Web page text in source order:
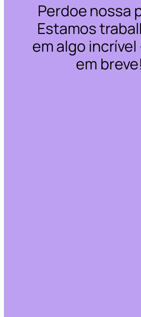
Perdoe nossa
Estamos
em algo
em breve!